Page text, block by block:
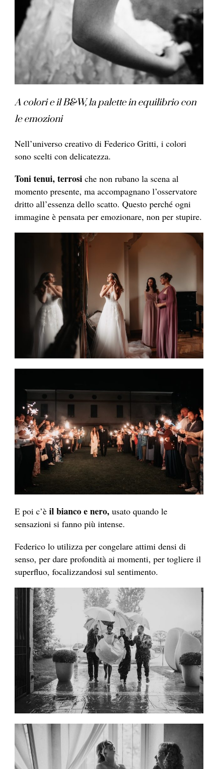
A colori e il B&W, la palette in equilibrio con
le emozioni
Nell’universo creativo di Federico Gritti, i colori
sono scelti con delicatezza.
Toni tenui, terrosi che non rubano la scena al
momento presente, ma accompagnano l’osservatore
dritto all’essenza dello scatto. Questo perché ogni
immagine è pensata per emozionare, non per stupire.
E poi c’è il bianco e nero, usato quando le
sensazioni si fanno più intense.
Federico lo utilizza per congelare attimi densi di
senso, per dare profondità ai momenti, per togliere il
superfluo, focalizzandosi sul sentimento.